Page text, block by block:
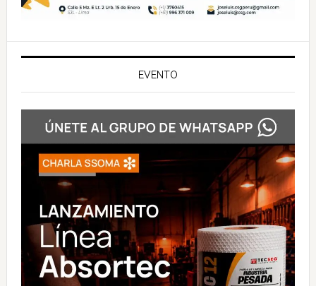
EVENTO